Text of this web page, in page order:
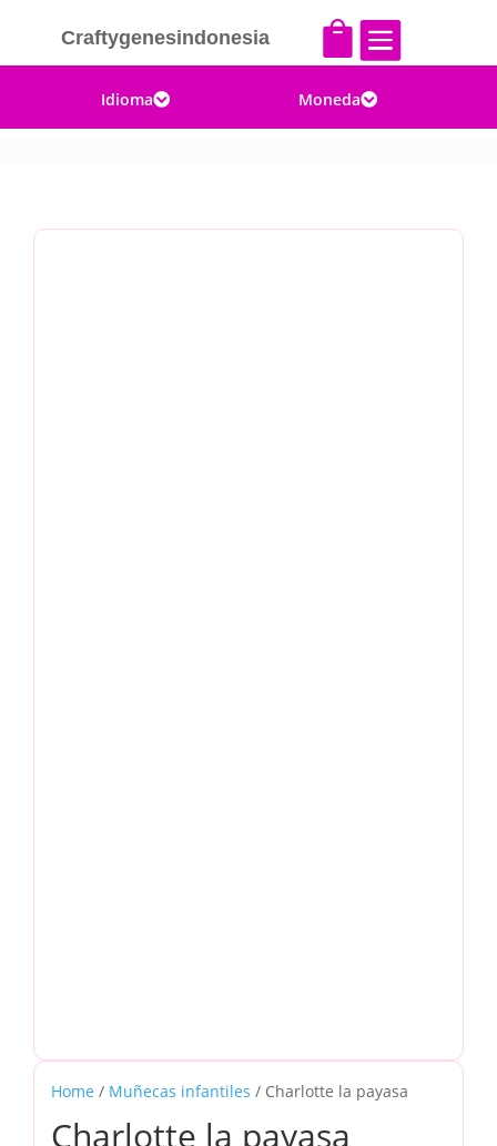
Craftygenesindonesia  
Idioma Moneda
Home / Muñecas infantiles / Charlotte la payasa
Charlotte la payasa